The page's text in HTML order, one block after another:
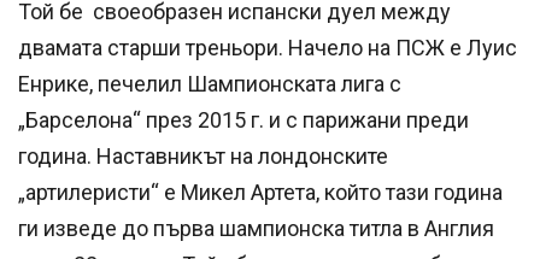
Той бе своеобразен испански дуел между
двамата старши треньори. Начело на ПСЖ е Луис
Енрике, печелил Шампионската лига с
„Барселона“ през 2015 г. и с парижани преди
година. Наставникът на лондонските
„артилеристи“ е Микел Артета, който тази година
ги изведе до първа шампионска титла в Англия